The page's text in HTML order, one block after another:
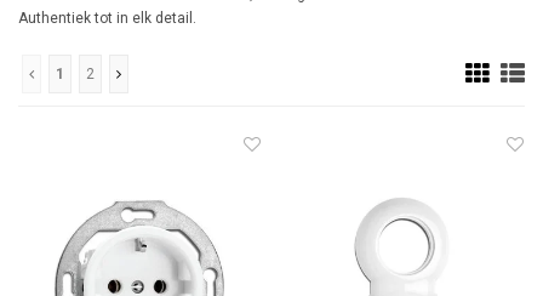
Authentiek tot in elk detail.
1 2